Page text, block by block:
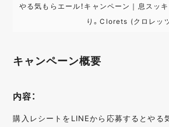
やる気もらエール！キャンペーン｜息スッ
り。Clorets (クロレッ
キャンペーン概要
内容：
購入レシートをLINEから応募するとやる